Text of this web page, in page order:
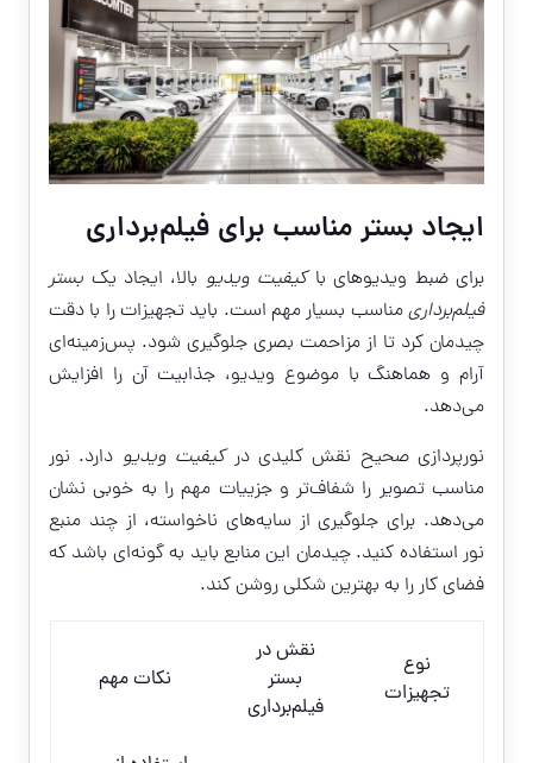
ایجاد بستر مناسب برای فیلم‌برداری
برای ضبط ویدیوهای باکیفیت ویدیو بالا، ایجاد یک بستر
فیلم‌برداریمناسب بسیار مهم است. باید تجهیزات را با دقت
چیدمان کرد تا از مزاحمت بصری جلوگیری شود. پس‌زمینه‌ای
آرام و هماهنگ با موضوع ویدیو، جذابیت آن را افزایش
می‌دهد.
نورپردازی صحیح نقش کلیدی درکیفیت ویدیو دارد. نور
مناسب تصویر را شفاف‌تر و جزییات مهم را به خوبی نشان
می‌دهد. برای جلوگیری از سایه‌های ناخواسته، از چند منبع
نور استفاده کنید. چیدمان این منابع باید به گونه‌ای باشد که
فضای کار را به بهترین شکلی روشن کند.
نوع
تجهیزات
نقش در
بستر
فیلم‌برداری
نکات مهم